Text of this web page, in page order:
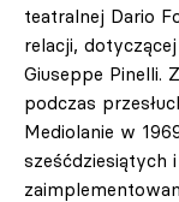
teatralnej Dario
relacji,
Giuseppe Pinelli.
podczas
Mediolanie w
sześćdziesiątych